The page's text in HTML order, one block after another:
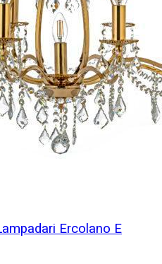
Ercolano E